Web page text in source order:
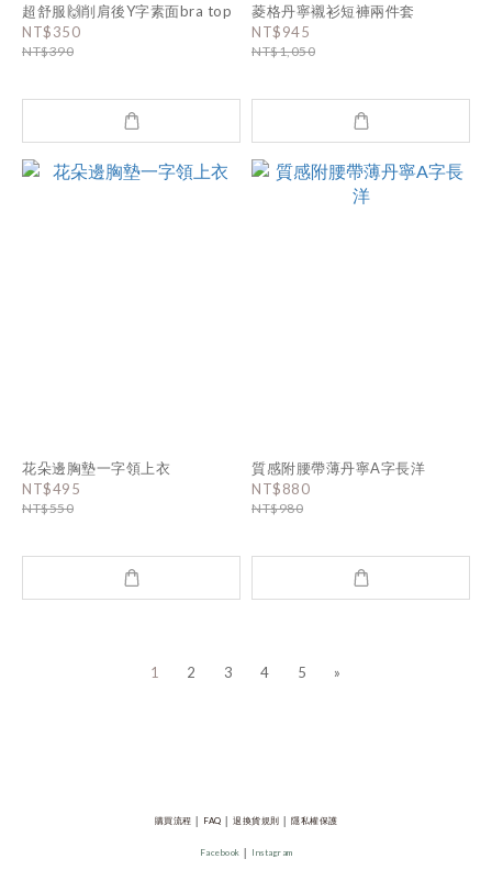
超舒服🙌削肩後Y字素面bra top
NT$350
NT$390
菱格丹寧襯衫短褲兩件套
NT$945
NT$1,050
花朵邊胸墊一字領上衣
NT$495
NT$550
質感附腰帶薄丹寧A字長洋
NT$880
NT$980
1 2 3 4 5 »
購買流程 FAQ 退換貨規則 隱私權保護
Facebook Instagram